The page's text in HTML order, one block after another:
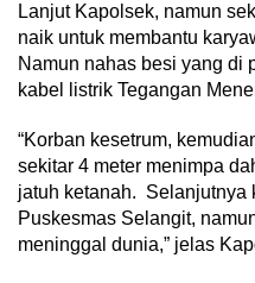
Lanjut Kapolsek, namun
naik untuk membantu
Namun nahas besi yang di
kabel listrik Tegangan
“Korban kesetrum,
sekitar 4 meter menimpa
jatuh ketanah. Selanjutnya
Puskesmas Selangit,
meninggal dunia,” jelas